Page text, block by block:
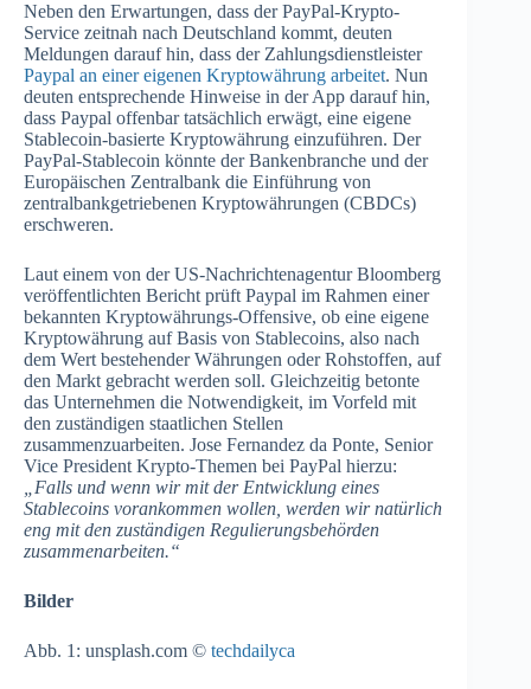
Neben den Erwartungen, dass der PayPal-Krypto-
Service zeitnah nach Deutschland kommt, deuten
Meldungen darauf hin, dass der Zahlungsdienstleister
Paypal an einer eigenen Kryptowährung arbeitet. Nun
deuten entsprechende Hinweise in der App darauf hin,
dass Paypal offenbar tatsächlich erwägt, eine eigene
Stablecoin-basierte Kryptowährung einzuführen. Der
PayPal-Stablecoin könnte der Bankenbranche und der
Europäischen Zentralbank die Einführung von
zentralbankgetriebenen Kryptowährungen (CBDCs)
erschweren.
Laut einem von der US-Nachrichtenagentur Bloomberg
veröffentlichten Bericht prüft Paypal im Rahmen einer
bekannten Kryptowährungs-Offensive, ob eine eigene
Kryptowährung auf Basis von Stablecoins, also nach
dem Wert bestehender Währungen oder Rohstoffen, auf
den Markt gebracht werden soll. Gleichzeitig betonte
das Unternehmen die Notwendigkeit, im Vorfeld mit
den zuständigen staatlichen Stellen
zusammenzuarbeiten. Jose Fernandez da Ponte, Senior
Vice President Krypto-Themen bei PayPal hierzu:
„Falls und wenn wir mit der Entwicklung eines
Stablecoins vorankommen wollen, werden wir natürlich
eng mit den zuständigen Regulierungsbehörden
zusammenarbeiten.“
Bilder
Abb. 1: unsplash.com © techdailyca